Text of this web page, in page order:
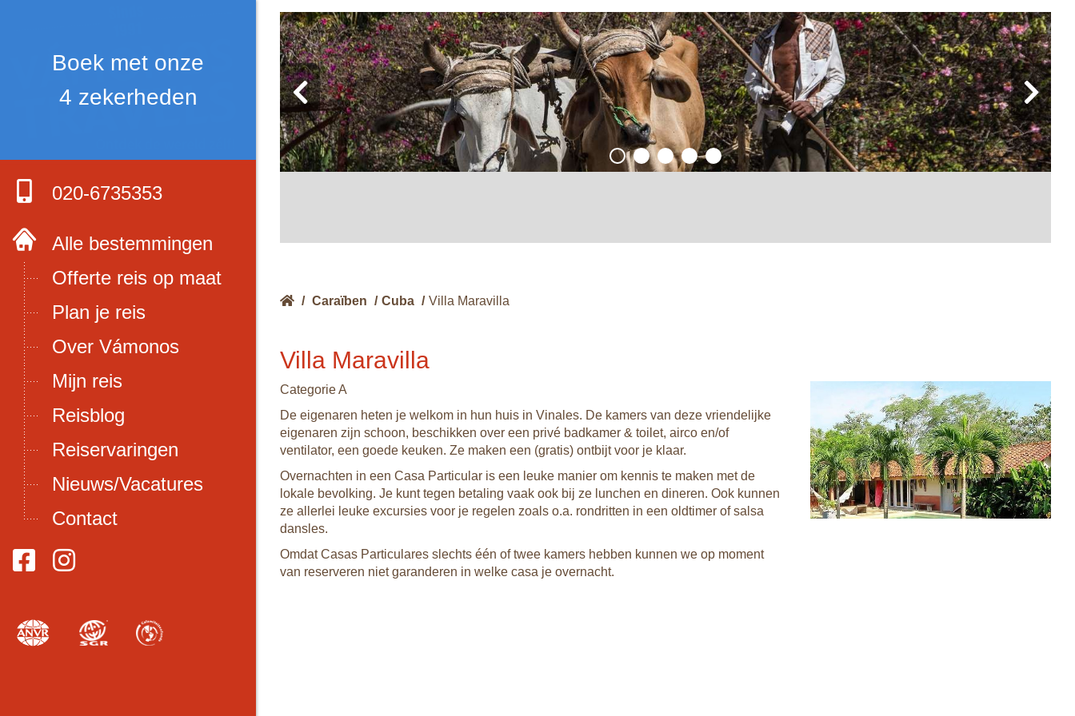
Boek met onze
4 zekerheden
020-6735353
Alle bestemmingen
Offerte reis op maat
Plan je reis
Over Vámonos
Mijn reis
Reisblog
Reiservaringen
Nieuws/Vacatures
Contact
/ Caraïben / Cuba / Villa Maravilla
Villa Maravilla
Categorie A
De eigenaren heten je welkom in hun huis in Vinales. De kamers van deze vriendelijke
eigenaren zijn schoon, beschikken over een privé badkamer & toilet, airco en/of
ventilator, een goede keuken. Ze maken een (gratis) ontbijt voor je klaar.
Overnachten in een Casa Particular is een leuke manier om kennis te maken met de
lokale bevolking. Je kunt tegen betaling vaak ook bij ze lunchen en dineren. Ook kunnen
ze allerlei leuke excursies voor je regelen zoals o.a. rondritten in een oldtimer of salsa
dansles.
Omdat Casas Particulares slechts één of twee kamers hebben kunnen we op moment
van reserveren niet garanderen in welke casa je overnacht.